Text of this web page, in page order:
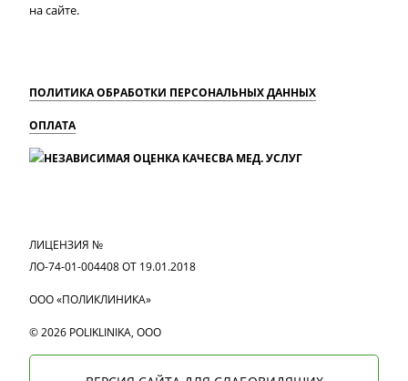
на сайте.
ПОЛИТИКА ОБРАБОТКИ ПЕРСОНАЛЬНЫХ ДАННЫХ
ОПЛАТА
ЛИЦЕНЗИЯ №
ЛО-74-01-004408 ОТ 19.01.2018
ООО «ПОЛИКЛИНИКА»
© 2026 POLIKLINIKA, OOO